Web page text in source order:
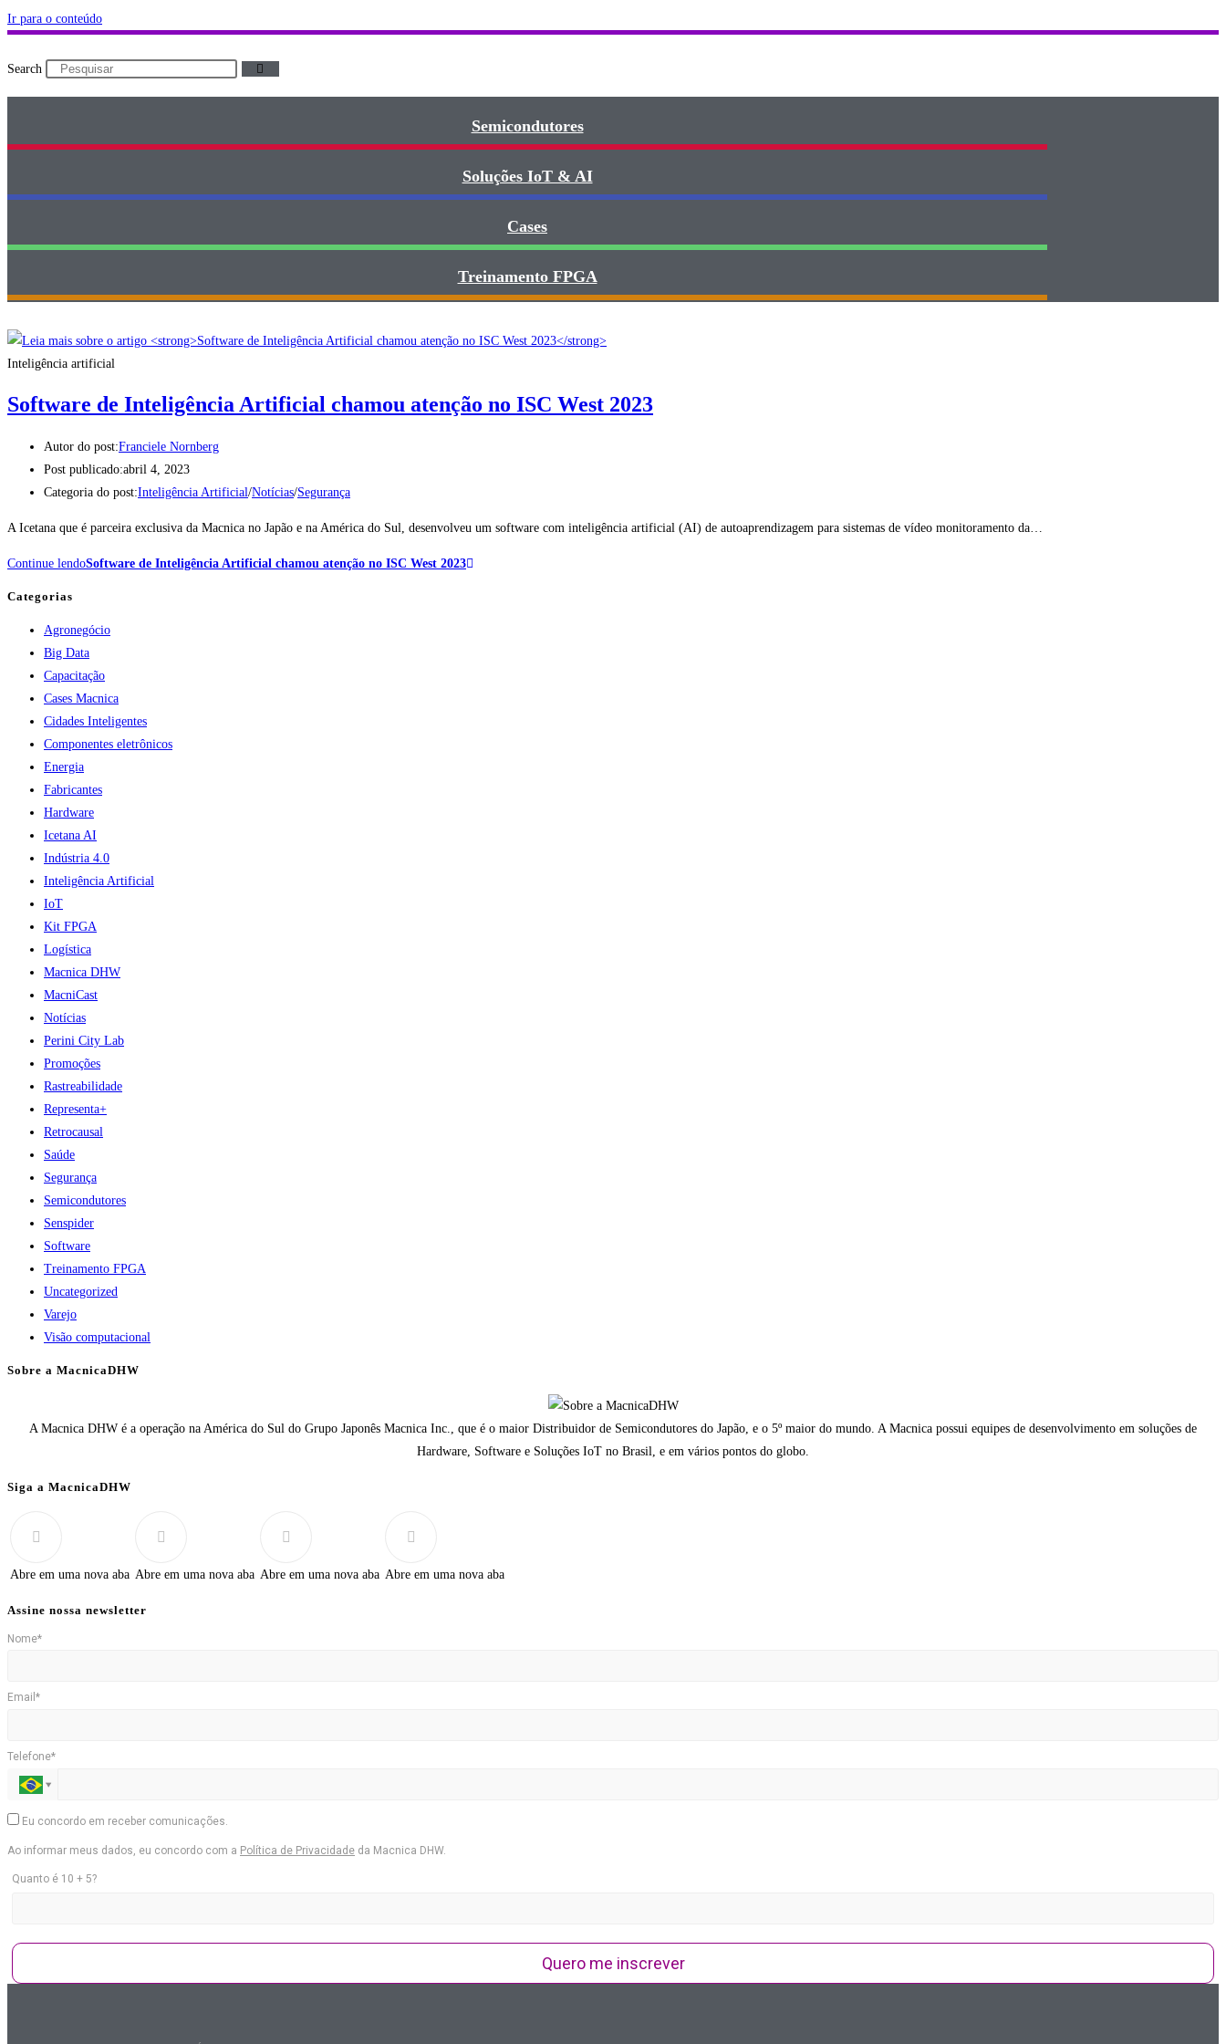
Ir para o conteúdo
Search
Semicondutores
Soluções IoT & AI
Cases
Treinamento FPGA​
Inteligência artificial
Software de Inteligência Artificial chamou atenção no ISC West 2023
Autor do post:Franciele Nornberg
Post publicado:abril 4, 2023
Categoria do post:Inteligência Artificial/Notícias/Segurança
A Icetana que é parceira exclusiva da Macnica no Japão e na América do Sul, desenvolveu um software com inteligência artificial (AI) de autoaprendizagem para sistemas de vídeo monitoramento da…
Continue lendoSoftware de Inteligência Artificial chamou atenção no ISC West 2023
Categorias
Agronegócio
Big Data
Capacitação
Cases Macnica
Cidades Inteligentes
Componentes eletrônicos
Energia
Fabricantes
Hardware
Icetana AI
Indústria 4.0
Inteligência Artificial
IoT
Kit FPGA
Logística
Macnica DHW
MacniCast
Notícias
Perini City Lab
Promoções
Rastreabilidade
Representa+
Retrocausal
Saúde
Segurança
Semicondutores
Senspider
Software
Treinamento FPGA
Uncategorized
Varejo
Visão computacional
Sobre a MacnicaDHW
A Macnica DHW é a operação na América do Sul do Grupo Japonês Macnica Inc., que é o maior Distribuidor de Semicondutores do Japão, e o 5º maior do mundo. A Macnica possui equipes de desenvolvimento em soluções de
Hardware, Software e Soluções IoT no Brasil, e em vários pontos do globo.
Siga a MacnicaDHW
Abre em uma nova aba Abre em uma nova aba Abre em uma nova aba Abre em uma nova aba
Assine nossa newsletter
Nome*
Email*
Telefone*
Eu concordo em receber comunicações.
Ao informar meus dados, eu concordo com a Política de Privacidade da Macnica DHW.
Quanto é 10 + 5?
Quero me inscrever